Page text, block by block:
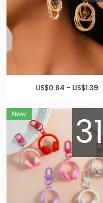
US$0.84 - US$1.39